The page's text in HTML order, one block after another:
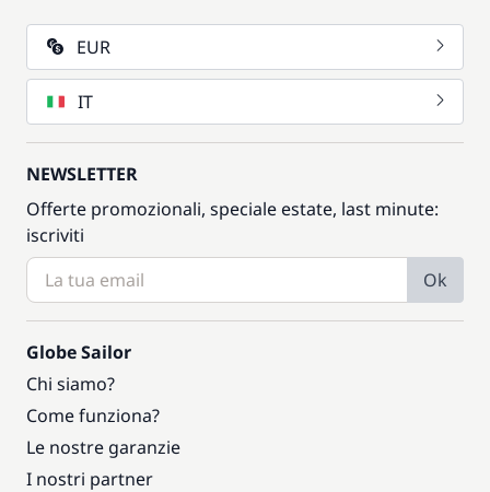
EUR
IT
NEWSLETTER
Offerte promozionali, speciale estate, last minute:
iscriviti
Ok
Globe Sailor
Chi siamo?
Come funziona?
Le nostre garanzie
I nostri partner